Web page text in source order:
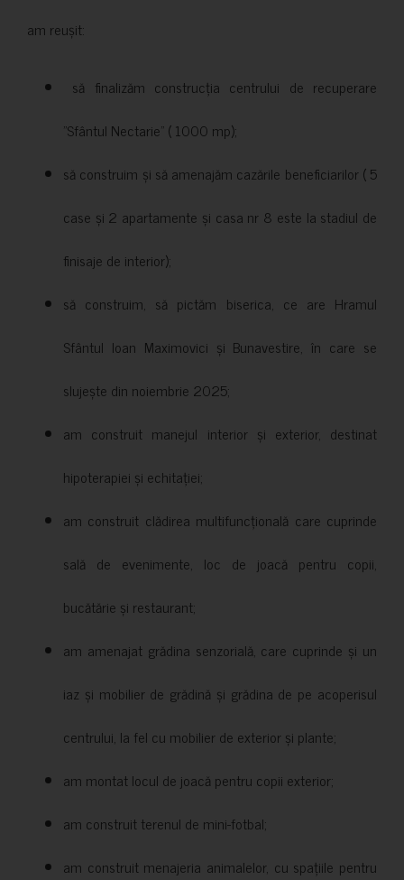
am reușit:
să finalizăm construcția centrului de recuperare
”Sfântul Nectarie” ( 1000 mp);
să construim și să amenajăm cazările beneficiarilor ( 5
case și 2 apartamente și casa nr 8 este la stadiul de
finisaje de interior);
să construim, să pictăm biserica, ce are Hramul
Sfântul Ioan Maximovici și Bunavestire, în care se
slujește din noiembrie 2025;
am construit manejul interior și exterior, destinat
hipoterapiei și echitației;
am construit clădirea multifuncțională care cuprinde
sală de evenimente, loc de joacă pentru copii,
bucătărie și restaurant;
am amenajat grădina senzorială, care cuprinde și un
iaz și mobilier de grădină și grădina de pe acoperisul
centrului, la fel cu mobilier de exterior și plante;
am montat locul de joacă pentru copii exterior;
am construit terenul de mini-fotbal;
am construit menajeria animalelor, cu spațiile pentru